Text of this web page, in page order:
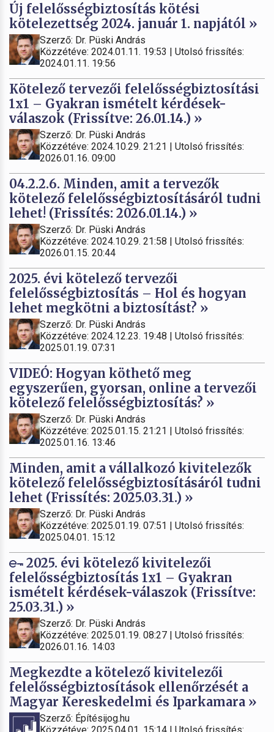
Új felelősségbiztosítás kötési
kötelezettség 2024. január 1. napjától »
Szerző: Dr. Püski András
Közzétéve: 2024.01.11. 19:53 | Utolsó frissítés:
2024.01.11. 19:56
Kötelező tervezői felelősségbiztosítási
1x1 – Gyakran ismételt kérdések-
válaszok (Frissítve: 26.01.14.) »
Szerző: Dr. Püski András
Közzétéve: 2024.10.29. 21:21 | Utolsó frissítés:
2026.01.16. 09:00
04.2.2.6. Minden, amit a tervezők
kötelező felelősségbiztosításáról tudni
lehet! (Frissítés: 2026.01.14.) »
Szerző: Dr. Püski András
Közzétéve: 2024.10.29. 21:58 | Utolsó frissítés:
2026.01.15. 20:44
2025. évi kötelező tervezői
felelősségbiztosítás – Hol és hogyan
lehet megkötni a biztosítást? »
Szerző: Dr. Püski András
Közzétéve: 2024.12.23. 19:48 | Utolsó frissítés:
2025.01.19. 07:31
VIDEÓ: Hogyan köthető meg
egyszerűen, gyorsan, online a tervezői
kötelező felelősségbiztosítás? »
Szerző: Dr. Püski András
Közzétéve: 2025.01.15. 21:21 | Utolsó frissítés:
2025.01.16. 13:46
Minden, amit a vállalkozó kivitelezők
kötelező felelősségbiztosításáról tudni
lehet (Frissítés: 2025.03.31.) »
Szerző: Dr. Püski András
Közzétéve: 2025.01.19. 07:51 | Utolsó frissítés:
2025.04.01. 15:12
2025. évi kötelező kivitelezői
felelősségbiztosítás 1x1 – Gyakran
ismételt kérdések-válaszok (Frissítve:
25.03.31.) »
Szerző: Dr. Püski András
Közzétéve: 2025.01.19. 08:27 | Utolsó frissítés:
2026.01.16. 14:03
Megkezdte a kötelező kivitelezői
felelősségbiztosítások ellenőrzését a
Magyar Kereskedelmi és Iparkamara »
Szerző: Építésijog.hu
Közzétéve: 2025.04.01. 15:14 | Utolsó frissítés: